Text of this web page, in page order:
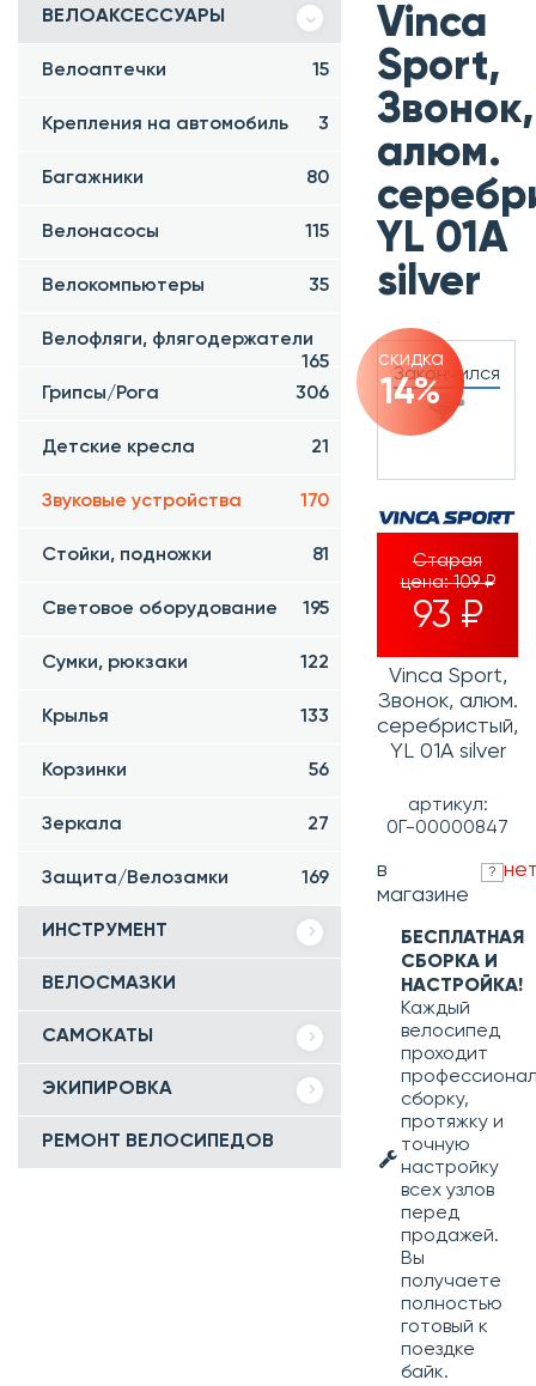
ВЕЛОАКСЕССУАРЫ
Велоаптечки 15
Крепления на автомобиль 3
Багажники 80
Велонасосы 115
Велокомпьютеры 35
Велофляги, флягодержатели
165
Грипсы/Рога
306
Детские кресла 21
Звуковые устройства 170
Стойки, подножки 81
Световое оборудование 195
Сумки, рюкзаки 122
Крылья 133
Корзинки 56
Зеркала 27
Защита/Велозамки 169
ИНСТРУМЕНТ
ВЕЛОСМАЗКИ
САМОКАТЫ
ЭКИПИРОВКА
РЕМОНТ ВЕЛОСИПЕДОВ
Vinca
Sport,
Звонок,
алюм.
YL 01A
silver
Закончился
скидка
14%
Старая
цена:109 ₽
93 ₽
Vinca Sport,
Звонок, алюм.
серебристый,
YL 01A silver
артикул:
0Г-00000847
в
магазине
?
БЕСПЛАТНАЯ
СБОРКА И
НАСТРОЙКА!
Каждый
велосипед
проходит
сборку,
протяжку и
точную
настройку
всех узлов
перед
продажей.
Вы
получаете
полностью
готовый к
поездке
байк.